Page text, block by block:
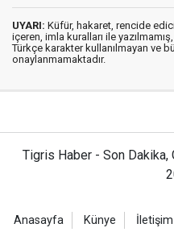
UYARI: Küfür, hakaret, rencide
içeren, imla kuralları ile yazılmamış,
Türkçe karakter kullanılmayan ve
onaylanmamaktadır.
Tigris Haber - Son
Anasayfa Künye İletişim